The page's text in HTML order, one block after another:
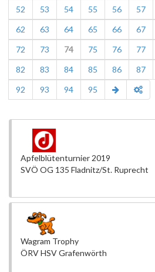
52
53 54 55 56 57
62
63 64 65 66 67
72
73 74 75 76 77
82
83 84 85 86 87
92
93 94 95
Apfelblütenturnier 2019
SVÖ OG 135 Fladnitz/St. Ruprecht
Wagram Trophy
ÖRV HSV Grafenwörth